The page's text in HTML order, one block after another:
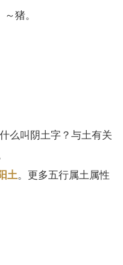
猪。
么叫阴土字？与土有关
土。更多五行属土属性